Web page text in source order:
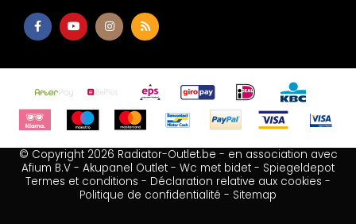
© Copyright 2026 Radiator-Outlet.be - en association avec
Afium B.V - Akupanel Outlet - Wc met bidet - Spiegeldepot
Termes et conditions - Déclaration relative aux cookies -
Politique de confidentialité - Sitemap